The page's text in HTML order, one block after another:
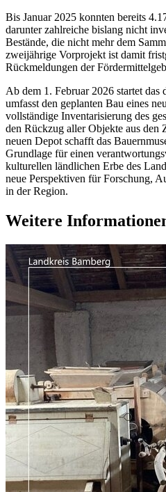
Bis Januar 2025 konnten bereits
darunter zahlreiche bislang nicht
Bestände, die nicht mehr dem
zweijährige Vorprojekt ist damit
Rückmeldungen der
Ab dem 1. Februar 2026 startet
umfasst den geplanten Bau eines
vollständige Inventarisierung des
den Rückzug aller Objekte aus den
neuen Depot schafft das
Grundlage für einen
kulturellen ländlichen Erbe des
neue Perspektiven für Forschung,
in der Region.
Weitere